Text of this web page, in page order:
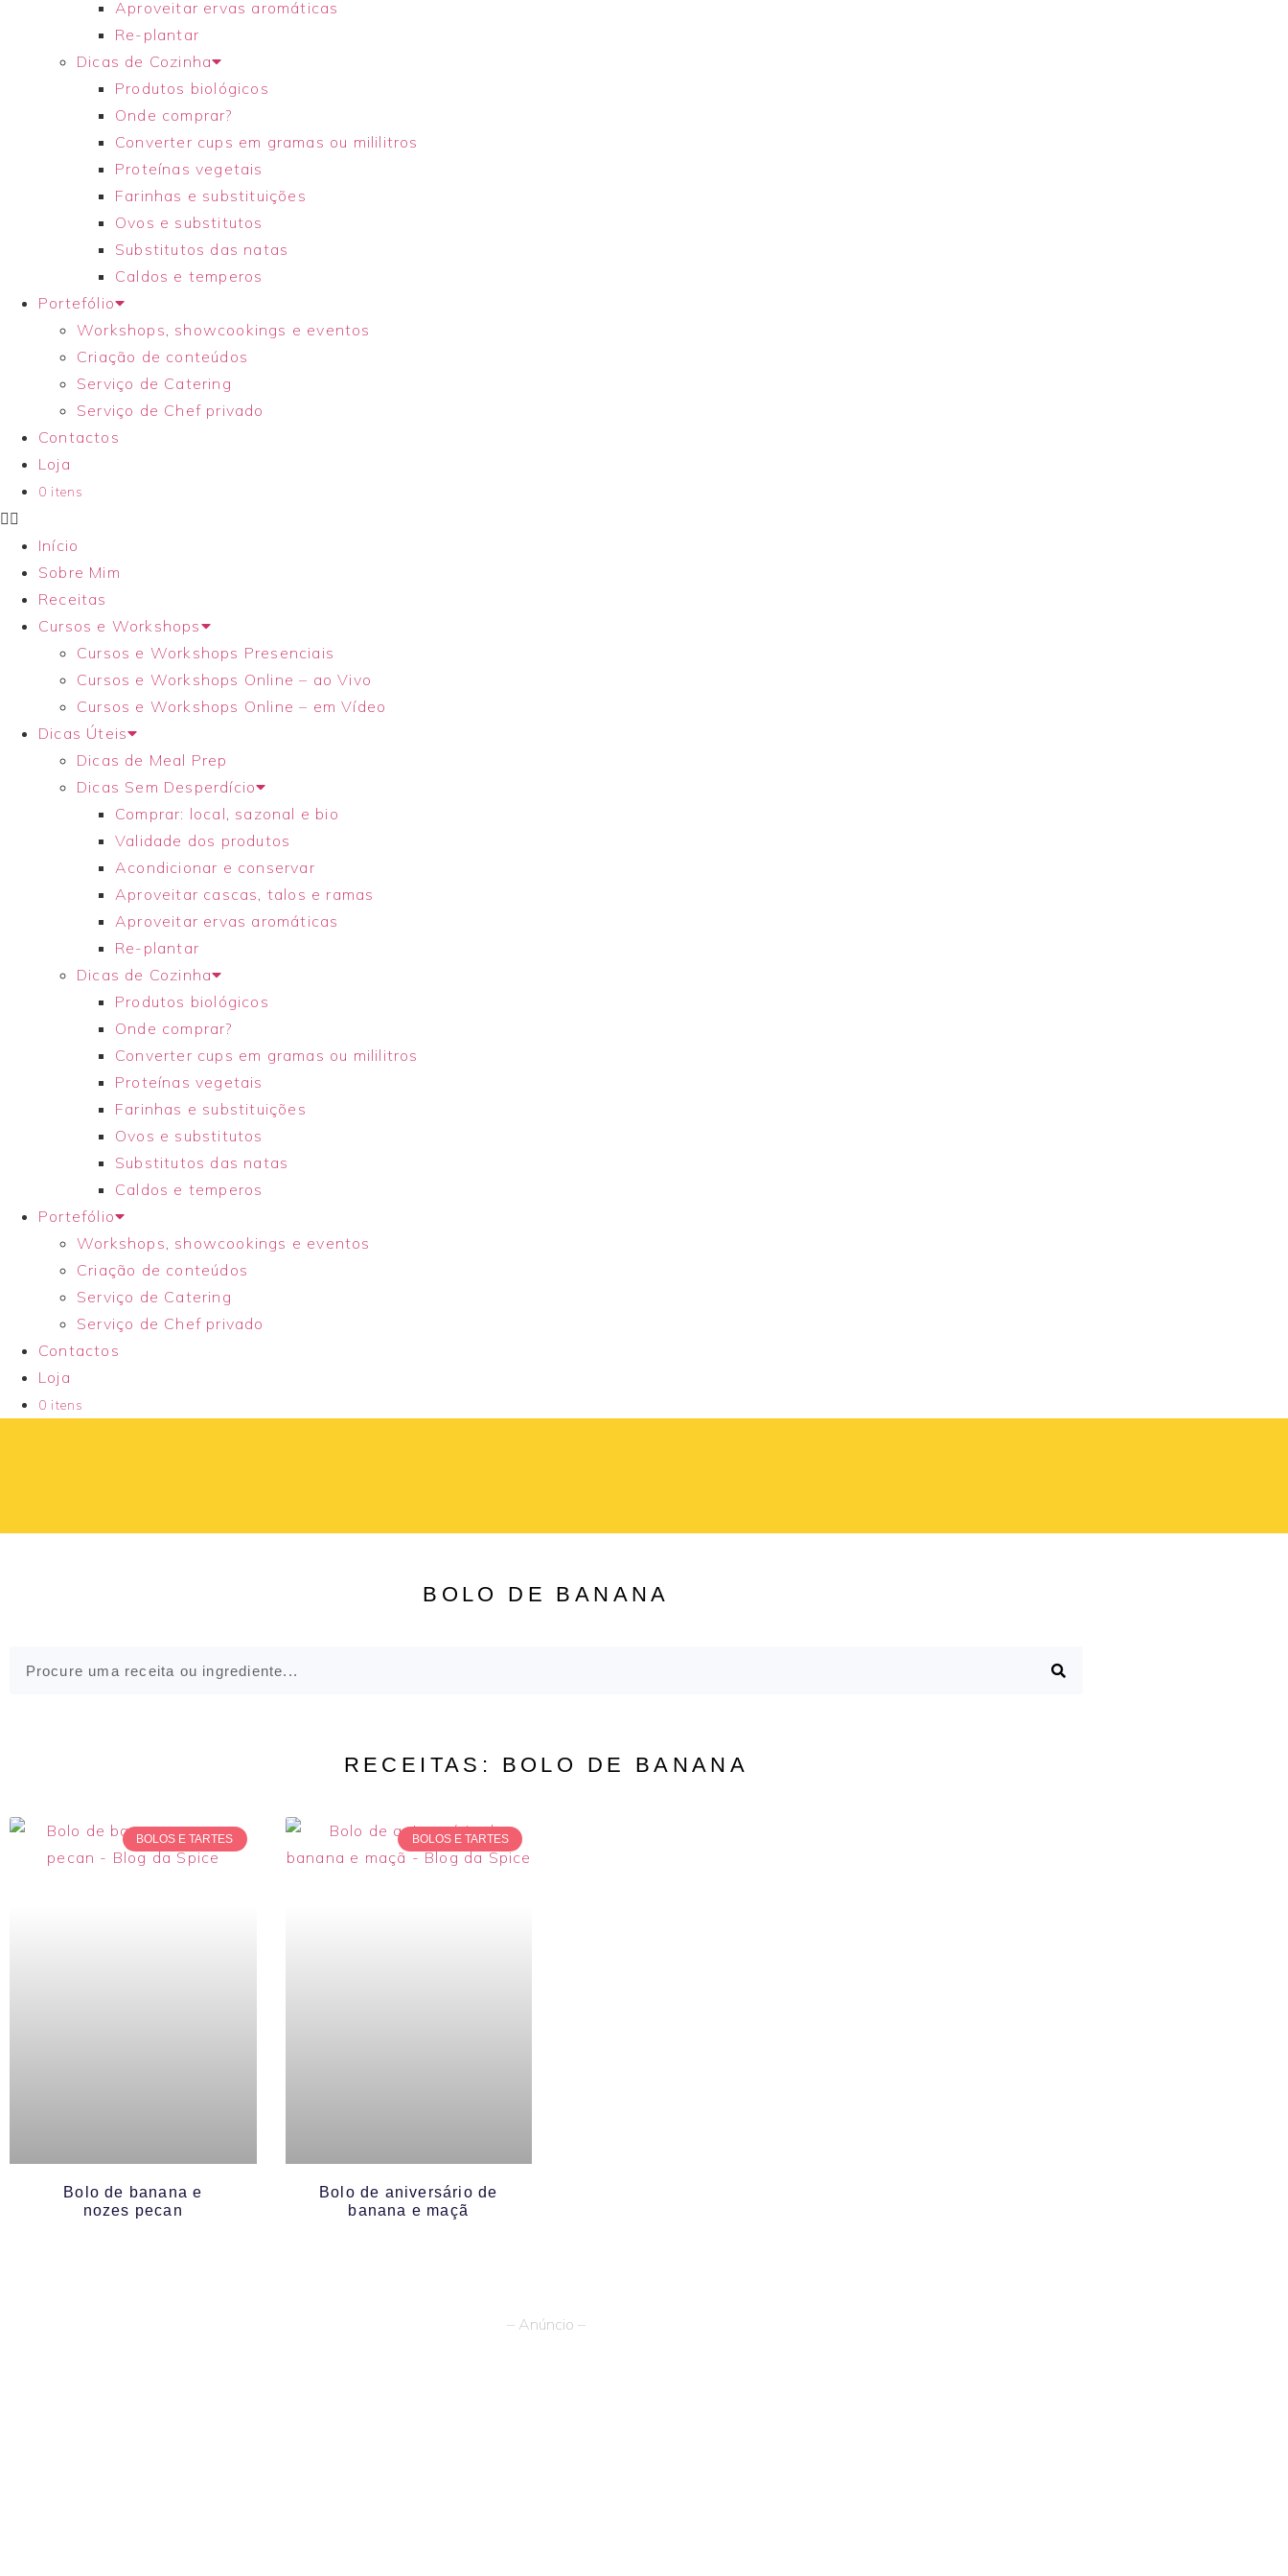
Aproveitar ervas aromáticas
Re-plantar
Dicas de Cozinha
Produtos biológicos
Onde comprar?
Converter cups em gramas ou mililitros
Proteínas vegetais
Farinhas e substituições
Ovos e substitutos
Substitutos das natas
Caldos e temperos
Portefólio
Workshops, showcookings e eventos
Criação de conteúdos
Serviço de Catering
Serviço de Chef privado
Contactos
Loja
0 itens
Início
Sobre Mim
Receitas
Cursos e Workshops
Cursos e Workshops Presenciais
Cursos e Workshops Online – ao Vivo
Cursos e Workshops Online – em Vídeo
Dicas Úteis
Dicas de Meal Prep
Dicas Sem Desperdício
Comprar: local, sazonal e bio
Validade dos produtos
Acondicionar e conservar
Aproveitar cascas, talos e ramas
Aproveitar ervas aromáticas
Re-plantar
Dicas de Cozinha
Produtos biológicos
Onde comprar?
Converter cups em gramas ou mililitros
Proteínas vegetais
Farinhas e substituições
Ovos e substitutos
Substitutos das natas
Caldos e temperos
Portefólio
Workshops, showcookings e eventos
Criação de conteúdos
Serviço de Catering
Serviço de Chef privado
Contactos
Loja
0 itens
BOLO DE BANANA
RECEITAS: BOLO DE BANANA
BOLOS E TARTES
Bolo de banana e
nozes pecan
BOLOS E TARTES
Bolo de aniversário de
banana e maçã
– Anúncio –